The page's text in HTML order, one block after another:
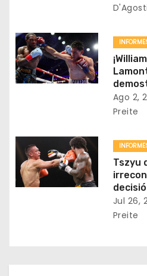
t
r
a
s
Ago 2,
Preite
Tszyu
Jul 26,
Preite